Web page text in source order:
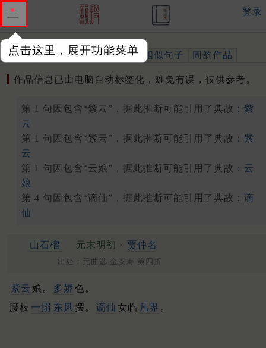
点击这里，展开功能菜单
登录
作品 标注四声 出处、引用 相似句子 同韵作品
作品信息已由电脑自动标签化，难免有误，仅供参考。
第 1 句因包含“紫云”，据此推断可能引用了典故： 紫
云
第 1 句因包含“紫云”，据此推断可能引用了典故： 紫
云
第 1 句因包含“云娘”，据此推断可能引用了典故： 云
娘
第 4 句因包含“谪仙”，据此推断可能引用了典故： 谪
仙
山石榴 元末明初 · 贾仲名
出处：元曲选 金安寿 第四折
紫云 娘。 多娇 色。
腰枝 一搦 东风 摆。 谪仙 女临 凡界 。